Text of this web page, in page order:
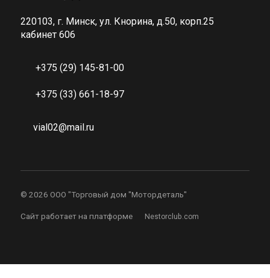
220103, г. Минск, ул. Кнорина, д.50, корп.25
кабинет 606
+375 (29) 145-81-00
+375 (33) 661-18-97
vial02@mail.ru
© 2026 ООО "Торговый дом "Мотордеталь"
Сайт работает на платформе Nestorclub.com